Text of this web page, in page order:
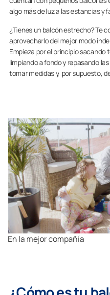
algo más de luz a las estancias y
¿Tienes un balcón estrecho? Te
aprovecharlo del mejor modo
Empieza por el principio sacando
limpiando a fondo y repasando
tomar medidas y, por supuesto,
En la mejor compañía